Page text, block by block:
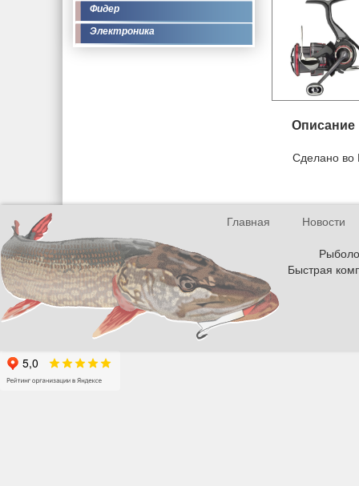
Фидер
Электроника
Описание
Сделано во
Главная
Новости
Быстрая